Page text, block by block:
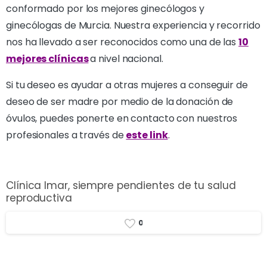
conformado por los mejores ginecólogos y
ginecólogas de Murcia. Nuestra experiencia y recorrido
nos ha llevado a ser reconocidos como una de las10
mejores clínicasa nivel nacional.
Si tu deseo es ayudar a otras mujeres a conseguir de
deseo de ser madre por medio de la donación de
óvulos, puedes ponerte en contacto con nuestros
profesionales a través deeste link.
Clínica Imar, siempre pendientes de tu salud
reproductiva
0